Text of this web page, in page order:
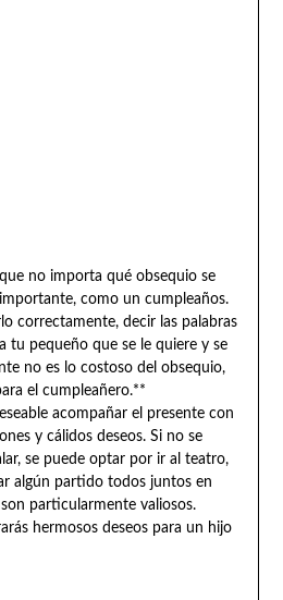
no importa qué obsequio se
como un cumpleaños.
correctamente, decir las palabras
tu pequeño que se le quiere y se
no es lo costoso del obsequio,
el cumpleañero.**
acompañar el presente con
y cálidos deseos. Si no se
se puede optar por ir al teatro,
algún partido todos juntos en
particularmente valiosos.
hermosos deseos para un hijo